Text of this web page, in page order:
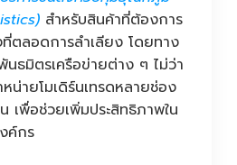
สำหรับสินค้าที่ต้องการ
ตลอดการลำเลียง โดยทาง
นธมิตรเครือข่ายต่าง ๆ ไม่ว่า
น่ายโมเดิร์นเทรดหลายช่อง
เพื่อช่วยเพิ่มประสิทธิภาพใน
ค์กร